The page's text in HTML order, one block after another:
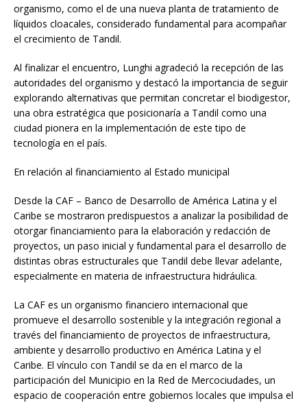
organismo, como el de una nueva planta de tratamiento de
líquidos cloacales, considerado fundamental para acompañar
el crecimiento de Tandil.
Al finalizar el encuentro, Lunghi agradeció la recepción de las
autoridades del organismo y destacó la importancia de seguir
explorando alternativas que permitan concretar el biodigestor,
una obra estratégica que posicionaría a Tandil como una
ciudad pionera en la implementación de este tipo de
tecnología en el país.
En relación al financiamiento al Estado municipal
Desde la CAF – Banco de Desarrollo de América Latina y el
Caribe se mostraron predispuestos a analizar la posibilidad de
otorgar financiamiento para la elaboración y redacción de
proyectos, un paso inicial y fundamental para el desarrollo de
distintas obras estructurales que Tandil debe llevar adelante,
especialmente en materia de infraestructura hidráulica.
La CAF es un organismo financiero internacional que
promueve el desarrollo sostenible y la integración regional a
través del financiamiento de proyectos de infraestructura,
ambiente y desarrollo productivo en América Latina y el
Caribe. El vínculo con Tandil se da en el marco de la
participación del Municipio en la Red de Mercociudades, un
espacio de cooperación entre gobiernos locales que impulsa el